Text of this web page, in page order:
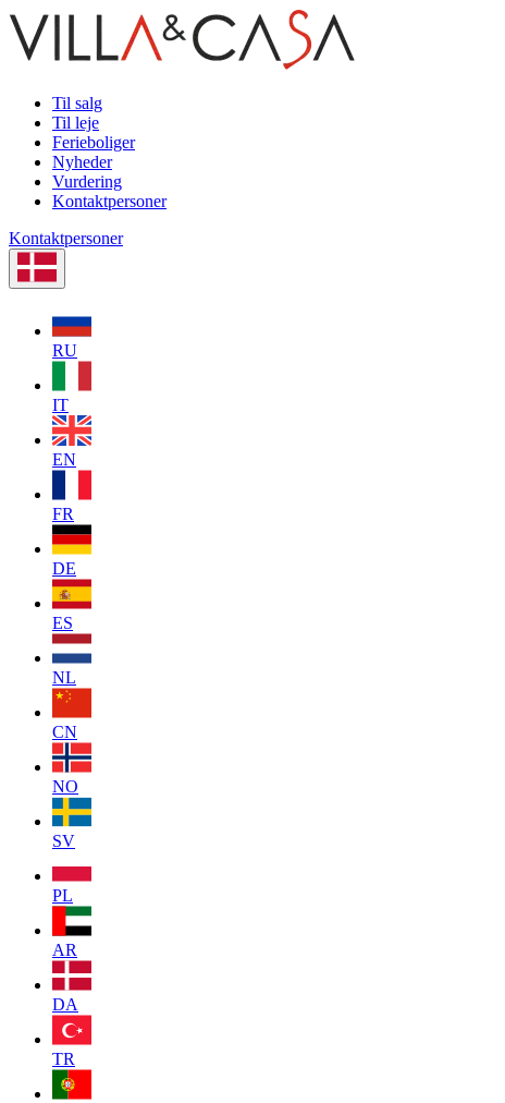
Til salg
Til leje
Ferieboliger
Nyheder
Vurdering
Kontaktpersoner
Kontaktpersoner
RU
IT
EN
FR
DE
ES
NL
CN
NO
SV
PL
AR
DA
TR